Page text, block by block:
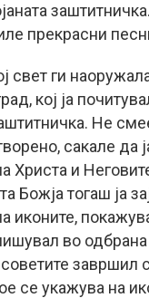
прекрасни
свет ги
кој ја
Не
сакале да
Христа и
Божја тогаш ја
иконите,
во
се укажува на